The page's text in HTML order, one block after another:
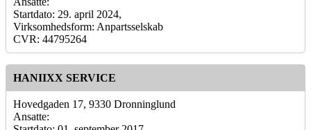
Startdato: 29. april 2024,
Virksomhedsform: Anpartsselskab
CVR: 44795264
HANIIXX SERVICE
Hovedgaden 17, 9330 Dronninglund
Ansatte: